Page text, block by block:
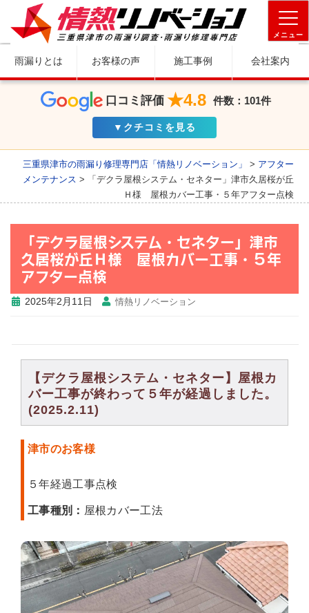
メニュー
雨漏りとは お客様の声 施工事例 会社案内
口コミ評価 ★4.8 件数：101件
▼クチコミを見る
三重県津市の雨漏り修理専門店「情熱リノベーション」 > アフター
メンテナンス >
「デクラ屋根システム・セネター」津市久居桜が丘
Ｈ様 屋根カバー工事・５年アフター点検
「デクラ屋根システム・セネター」津市
久居桜が丘Ｈ様 屋根カバー工事・５年
アフター点検
2025年2月11日 情熱リノベーション
【デクラ屋根システム・セネター】屋根カ
バー工事が終わって５年が経過しました。
(2025.2.11)
津市のお客様
５年経過工事点検
工事種別： 屋根カバー工法